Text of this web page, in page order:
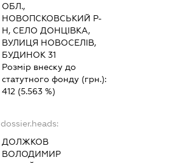
ОБЛ.,
НОВОПСКОВСЬКИЙ Р-
Н, СЕЛО ДОНЦІВКА,
ВУЛИЦЯ НОВОСЕЛІВ,
БУДИНОК 31
Розмір внеску до
статутного фонду (грн.):
412 (5.563 %)
dossier.heads:
ДОЛЖКОВ
ВОЛОДИМИР